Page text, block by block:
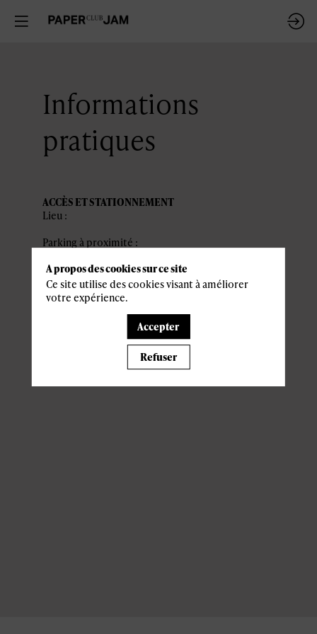
Informations
pratiques
ACCÈS ET STATIONNEMENT
Lieu :
Parking à proximité :
PROGRAMME
12:00 MEET & GREET
12:15 DEJEUNER
A propos des cookies sur ce site
Ce site utilise des cookies visant à améliorer
votre expérience.
Accepter
Refuser